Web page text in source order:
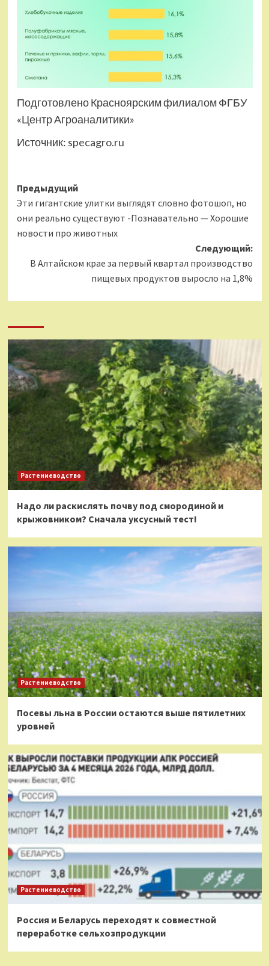
Подготовлено Красноярским филиалом ФГБУ
«Центр Агроаналитики»
Источник: specagro.ru
Навигация
записи
Предыдущий
Эти гигантские улитки выглядят словно фотошоп, но
они реально существуют -Познавательно — Хорошие
новости про животных
Следующий:
В Алтайском крае за первый квартал производство
пищевых продуктов выросло на 1,8%
Растениеводство
Надо ли раскислять почву под смородиной и
крыжовником? Сначала уксусный тест!
Растениеводство
Посевы льна в России остаются выше пятилетних
уровней
Растениеводство
Россия и Беларусь переходят к совместной
переработке сельхозпродукции